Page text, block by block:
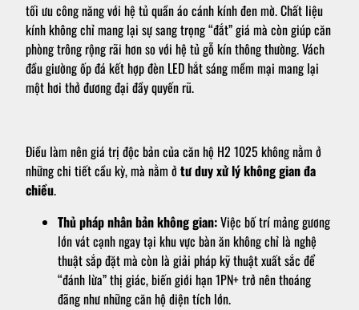
tối ưu công năng với hệ tủ quần áo cánh kính đen mờ. Chất liệu
kính không chỉ mang lại sự sang trọng “đắt” giá mà còn giúp căn
phòng trông rộng rãi hơn so với hệ tủ gỗ kín thông thường. Vách
đầu giường ốp đá kết hợp đèn LED hắt sáng mềm mại mang lại
một hơi thở đương đại đầy quyến rũ.
Điều làm nên giá trị độc bản của căn hộ H2 1025 không nằm ở
những chi tiết cầu kỳ, mà nằm ở tư duy xử lý không gian đa
chiều.
Thủ pháp nhân bản không gian:Việc bố trí mảng gương
lớn vát cạnh ngay tại khu vực bàn ăn không chỉ là nghệ
thuật sắp đặt mà còn là giải pháp kỹ thuật xuất sắc để
“đánh lừa” thị giác, biến giới hạn 1PN+ trở nên thoáng
đãng như những căn hộ diện tích lớn.